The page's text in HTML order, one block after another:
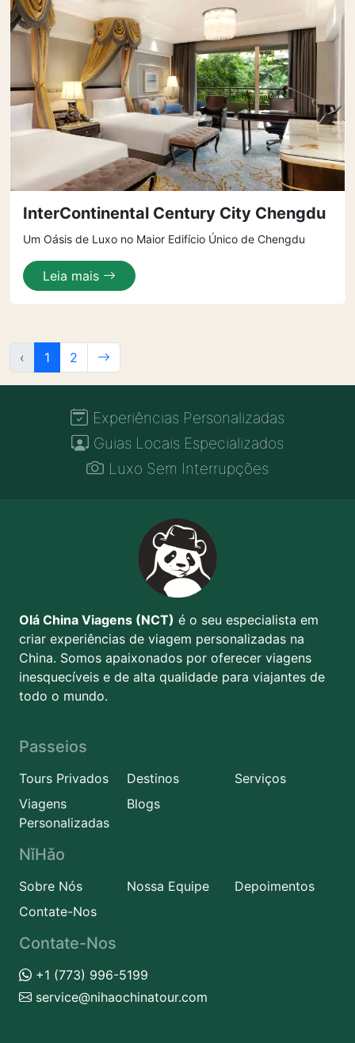
InterContinental Century City Chengdu
Um Oásis de Luxo no Maior Edifício Único de Chengdu
Leia mais
‹ 1 2
Experiências Personalizadas
Guias Locais Especializados
Luxo Sem Interrupções
Olá China Viagens (NCT) é o seu especialista em
criar experiências de viagem personalizadas na
China. Somos apaixonados por oferecer viagens
inesquecíveis e de alta qualidade para viajantes de
todo o mundo.
Passeios
Tours Privados Destinos
Serviços
Viagens
Personalizadas
Blogs
NǐHǎo
Sobre Nós Nossa Equipe
Depoimentos
Contate-Nos
Contate-Nos
+1 (773) 996-5199
service@nihaochinatour.com